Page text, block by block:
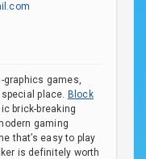
graphics games,
place. Block
brick-breaking
gaming
that’s easy to play
is definitely worth